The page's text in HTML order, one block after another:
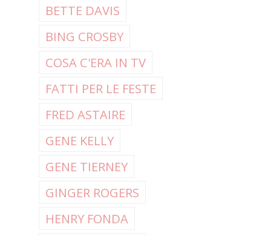
BETTE DAVIS
BING CROSBY
COSA C'ERA IN TV
FATTI PER LE FESTE
FRED ASTAIRE
GENE KELLY
GENE TIERNEY
GINGER ROGERS
HENRY FONDA